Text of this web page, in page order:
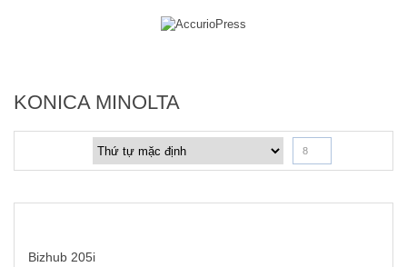
KONICA MINOLTA
8
Bizhub 205i